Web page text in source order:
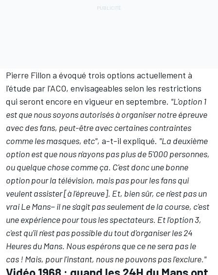
Pierre Fillon a évoqué trois options actuellement à
l'étude par l'ACO, envisageables selon les restrictions
qui seront encore en vigueur en septembre. "L'option 1
est que nous soyons autorisés à organiser notre épreuve
avec des fans, peut-être avec certaines contraintes
comme les masques, etc", a-t-il expliqué. "La deuxième
option est que nous n'ayons pas plus de 5'000 personnes,
ou quelque chose comme ça. C'est donc une bonne
option pour la télévision, mais pas pour les fans qui
veulent assister [à l'épreuve]. Et, bien sûr, ce n'est pas un
vrai Le Mans− il ne s'agit pas seulement de la course, c'est
une expérience pour tous les spectateurs. Et l'option 3,
c'est qu'il n'est pas possible du tout d'organiser les 24
Heures du Mans. Nous espérons que ce ne sera pas le
cas ! Mais, pour l'instant, nous ne pouvons pas l'exclure."
Vidéo 1968 : quand les 24H du Mans ont